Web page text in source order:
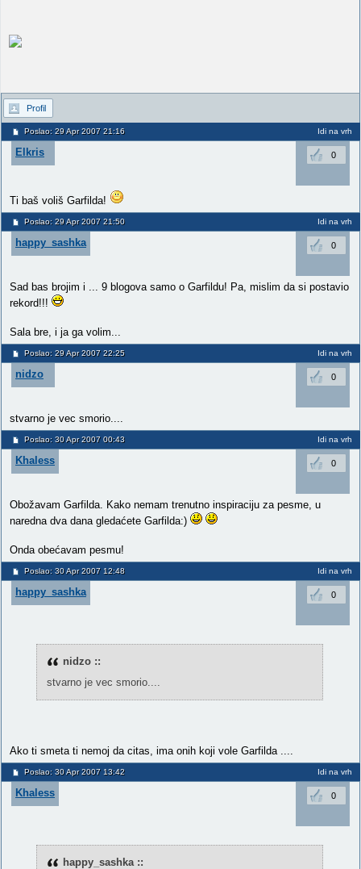
Profil
Poslao: 29 Apr 2007 21:16 Idi na vrh
Elkris 0
Ti baš voliš Garfilda!
Poslao: 29 Apr 2007 21:50 Idi na vrh
happy_sashka 0
Sad bas brojim i ... 9 blogova samo o Garfildu! Pa, mislim da si postavio
rekord!!!
Sala bre, i ja ga volim...
Poslao: 29 Apr 2007 22:25 Idi na vrh
nidzo 0
stvarno je vec smorio....
Poslao: 30 Apr 2007 00:43 Idi na vrh
Khaless 0
Obožavam Garfilda. Kako nemam trenutno inspiraciju za pesme, u
naredna dva dana gledaćete Garfilda:)
Onda obećavam pesmu!
Poslao: 30 Apr 2007 12:48 Idi na vrh
happy_sashka 0
nidzo ::
stvarno je vec smorio....
Ako ti smeta ti nemoj da citas, ima onih koji vole Garfilda ....
Poslao: 30 Apr 2007 13:42 Idi na vrh
Khaless 0
happy_sashka ::